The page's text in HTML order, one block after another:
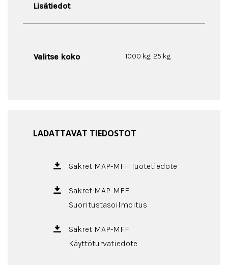
Lisätiedot
Valitse koko 1000 kg, 25 kg
LADATTAVAT TIEDOSTOT
Sakret MAP-MFF Tuotetiedote
Sakret MAP-MFF
Suoritustasoilmoitus
Sakret MAP-MFF
Käyttöturvatiedote